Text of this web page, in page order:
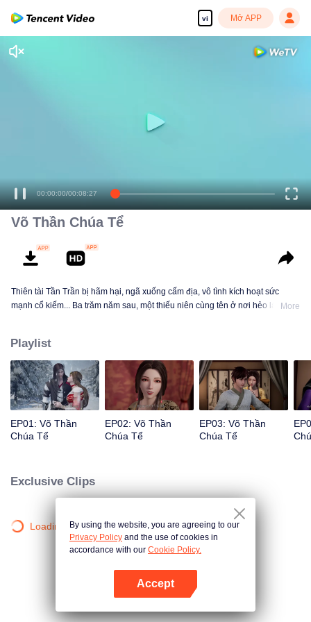
vi Mở APP
Võ Thần Chúa Tể
Thiên tài Tần Trần bị hãm hại, ngã xuống cấm địa, vô tình kích hoạt sức
mạnh cổ kiếm... Ba trăm năm sau, một thiếu niên cùng tên ở nơi hẻo lánh kế
bảo vệ người thân, Tần Trần gánh vác trọng trách, lại bước lên con đường
võ đạo.
More
Playlist
EP01: Võ Thần
Chúa Tể
EP02: Võ Thần
Chúa Tể
EP03: Võ Thần
Chúa Tể
Exclusive Clips
Loading…By using the website, you are agreeing to our
Privacy Policy and the use of cookies in
accordance with our Cookie Policy.
Accept